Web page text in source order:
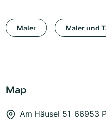
Maler Maler und
Map
Am Häusel 51, 66953